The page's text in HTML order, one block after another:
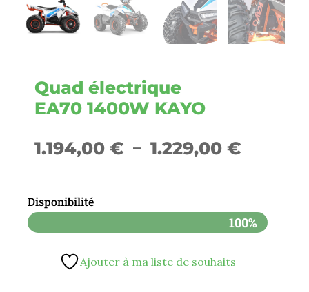
Quad électrique
EA70 1400W KAYO
1.194,00 € – 1.229,00 €Plage
prix :
1.194,00
Disponibilité
100%
Ajouter à ma liste de souhaits